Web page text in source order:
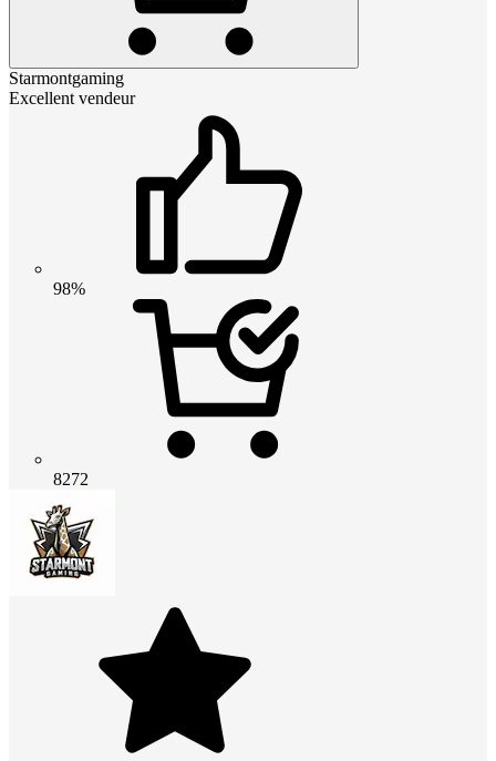
Starmontgaming
Excellent vendeur
98%
8272